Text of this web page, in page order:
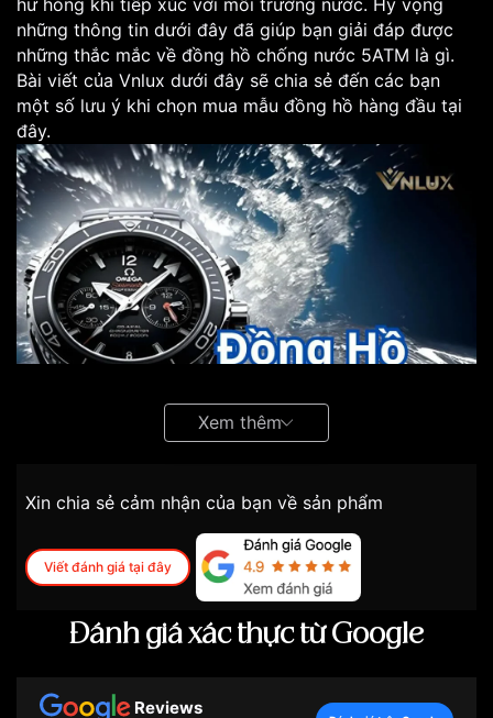
hư hỏng khi tiếp xúc với môi trường nước. Hy vọng
những thông tin dưới đây đã giúp bạn giải đáp được
những thắc mắc về đồng hồ chống nước 5ATM là gì.
Bài viết của Vnlux dưới đây sẽ chia sẻ đến các bạn
một số lưu ý khi chọn mua mẫu đồng hồ hàng đầu tại
đây.
Ý nghĩa thực sự của đồng hồ chống nước
Trong lĩnh vực đồng hồ, xếp hạng khả năng chống
Xem thêm
Xin chia sẻ cảm nhận của bạn về sản phẩm
Viết đánh giá tại đây
Đánh giá xác thực từ Google
Reviews